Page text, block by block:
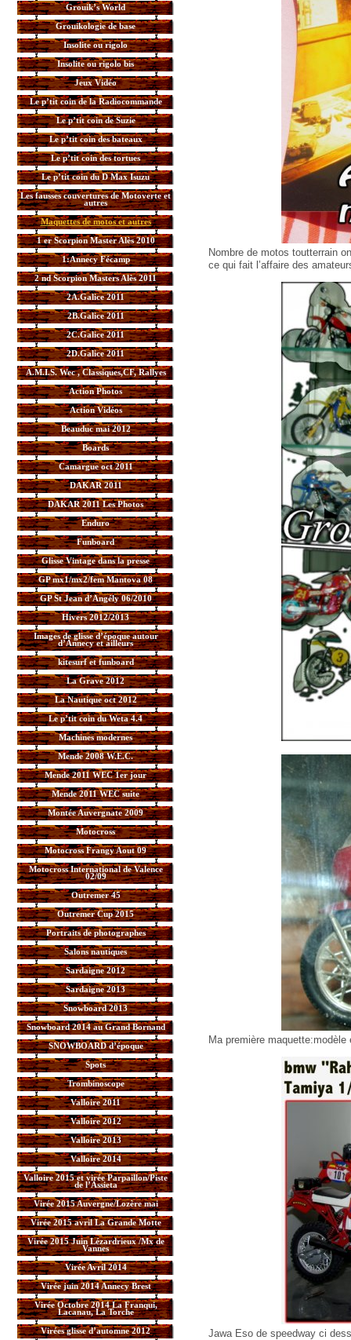
Grouik’s World
Grouikologie de base
Insolite ou rigolo
Insolite ou rigolo bis
Jeux Vidéo
Le p’tit coin de la Radiocommande
Le p’tit coin de Suzie
Le p’tit coin des bateaux
Le p’tit coin des tortues
Le p’tit coin du D Max Isuzu
Les fausses couvertures de Motoverte et
autres
Maquettes de motos et autres
1 er Scorpion Master Alès 2010
1:Annecy Fécamp
2 nd Scorpion Masters Alès 2011
2A.Galice 2011
2B.Galice 2011
2C.Galice 2011
2D.Galice 2011
A.M.I.S. Wec , Classiques,CF, Rallyes
Action Photos
Action Vidéos
Beauduc mai 2012
Boards
Camargue oct 2011
DAKAR 2011
DAKAR 2011 Les Photos
Enduro
Funboard
Glisse Vintage dans la presse
GP mx1/mx2/fem Mantova 08
GP St Jean d’Angély 06/2010
Hivers 2012/2013
Images de glisse d’époque autour
d’Annecy et ailleurs
kitesurf et funboard
La Grave 2012
La Nautique oct 2012
Le p’tit coin du Weta 4.4
Machines modernes
Mende 2008 W.E.C.
Mende 2011 WEC 1er jour
Mende 2011 WEC suite
Montée Auvergnate 2009
Motocross
Motocross Frangy Aout 09
Motocross International de Valence
02/09
Outremer 45
Outremer Cup 2015
Portraits de photographes
Salons nautiques
Sardaigne 2012
Sardaigne 2013
Snowboard 2013
Snowboard 2014 au Grand Bornand
SNOWBOARD d’époque
Spots
Trombinoscope
Valloire 2011
Valloire 2012
Valloire 2013
Valloire 2014
Valloire 2015 et virée Parpaillon/Piste
de l’Assieta
Virée 2015 Auvergne/Lozère mai
Virée 2015 avril La Grande Motte
Virée 2015 Juin Lézardrieux /Mx de
Vannes
Virée Avril 2014
Virée juin 2014 Annecy Brest
Virée Octobre 2014 La Franqui,
Lacanau, La Torche
Virées glisse d’automne 2012
Nombre de motos toutterrain
ce qui fait l’affaire des
Ma première maquette:modèle
Jawa Eso de speedway ci